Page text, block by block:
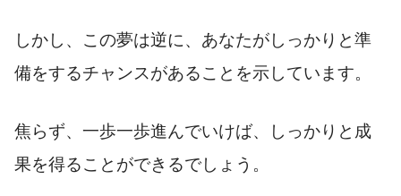
しかし、この夢は逆に、あなたがしっかりと準
備をするチャンスがあることを示しています。
焦らず、一歩一歩進んでいけば、しっかりと成
果を得ることができるでしょう。